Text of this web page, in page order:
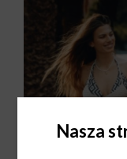
Nasza